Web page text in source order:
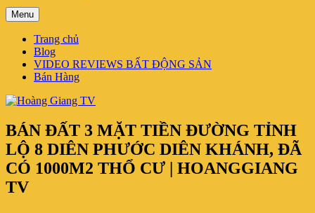
Menu
Trang chủ
Blog
VIDEO REVIEWS BẤT ĐỘNG SẢN
Bán Hàng
BÁN ĐẤT 3 MẶT TIỀN ĐƯỜNG TỈNH
LỘ 8 DIÊN PHƯỚC DIÊN KHÁNH, ĐÃ
CÓ 1000M2 THỔ CƯ | HOANGGIANG
TV